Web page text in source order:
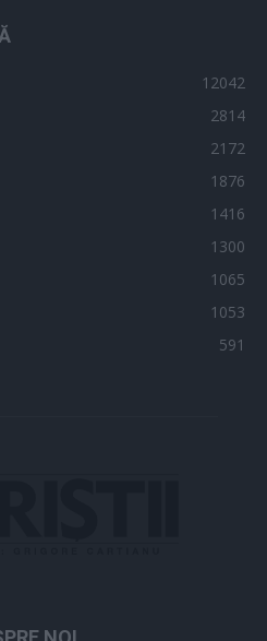
12042
2814
2172
1876
1416
1300
1065
1053
591